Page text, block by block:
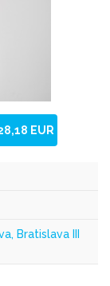
EUR
Bratislava III